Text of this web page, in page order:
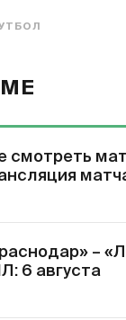
смотреть
–
6 августа